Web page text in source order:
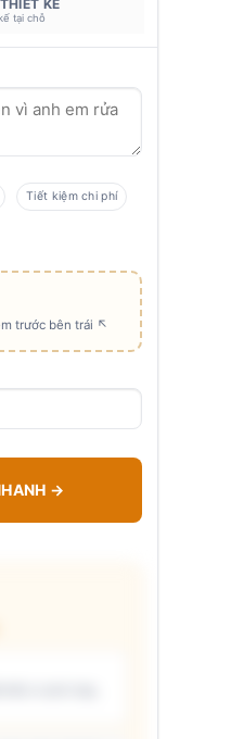
KẾ
tại chỗ
Tiết kiệm chi phí
trước bên trái ↖
→